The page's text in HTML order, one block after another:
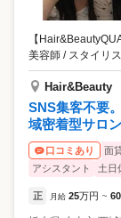
【
美容師 / スタイリ
Hair&Beauty
SNS集客不要
域密着型サロン
口コミあり 面
アシスタント
土日
正 月給 25万円 ~ 60